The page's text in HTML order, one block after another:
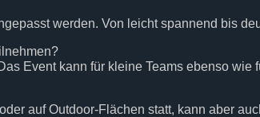
werden. Von leicht spannend bis
Event kann für kleine Teams ebenso wie
auf Outdoor-Flächen statt, kann aber